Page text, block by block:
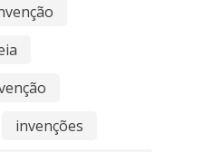
invenções